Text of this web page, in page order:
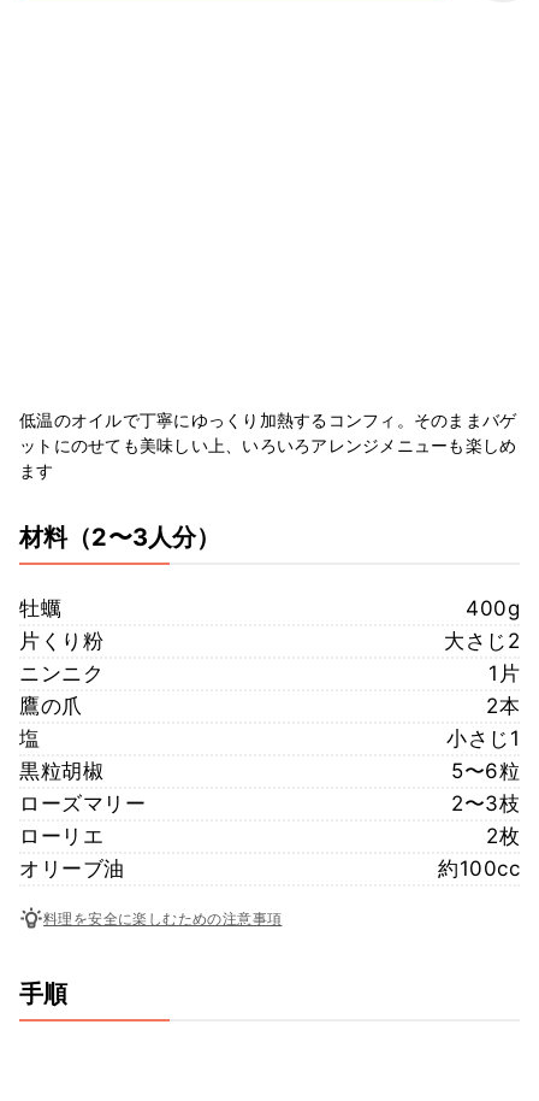
低温のオイルで丁寧にゆっくり加熱するコンフィ。そのままバゲ
ットにのせても美味しい上、いろいろアレンジメニューも楽しめ
ます
材料（2〜3人分）
牡蠣
400g
片くり粉
大さじ2
ニンニク
1片
鷹の爪
2本
塩
小さじ1
黒粒胡椒
5〜6粒
ローズマリー
2〜3枝
ローリエ
2枚
オリーブ油
約100cc
料理を安全に楽しむための注意事項
手順